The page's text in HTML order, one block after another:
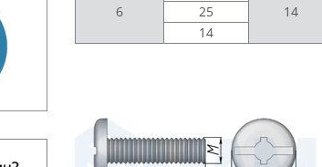
6
14
25
14